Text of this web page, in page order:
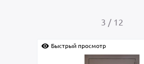
4 / 12
Быстрый просмотр